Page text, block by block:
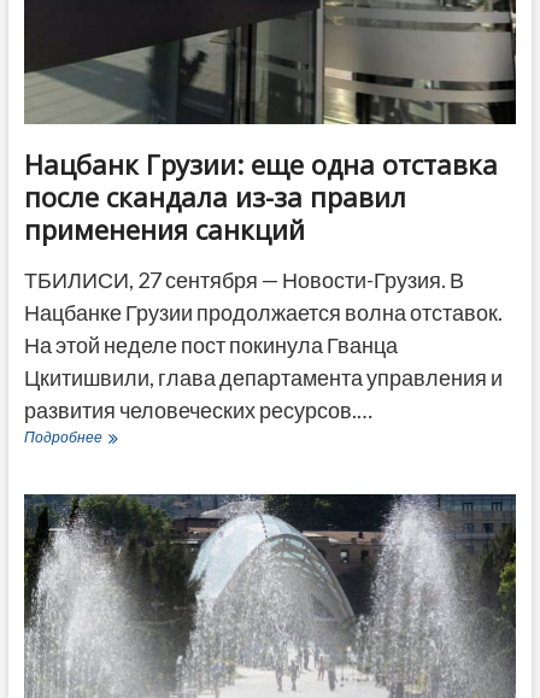
Нацбанк Грузии: еще одна отставка
после скандала из-за правил
применения санкций
ТБИЛИСИ, 27 сентября — Новости-Грузия. В
Нацбанке Грузии продолжается волна отставок.
На этой неделе пост покинула Гванца
Цкитишвили, глава департамента управления и
развития человеческих ресурсов.…
ПодробнееНацбанк
одна
отставка
после
скандала
из-
за
правил
применения
санкций